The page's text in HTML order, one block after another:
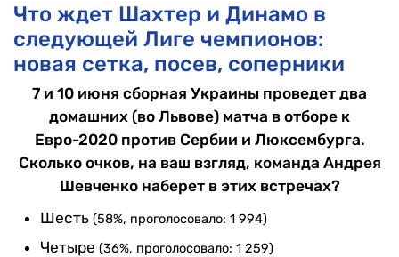
Что ждет Шахтер и Динамо в
следующей Лиге чемпионов:
новая сетка, посев, соперники
7 и 10 июня сборная Украины проведет два
домашних (во Львове) матча в отборе к
Евро-2020 против Сербии и Люксембурга.
Сколько очков, на ваш взгляд, команда Андрея
Шевченко наберет в этих встречах?
Шесть (58%, проголосовало: 1 994)
Четыре (36%, проголосовало: 1 259)